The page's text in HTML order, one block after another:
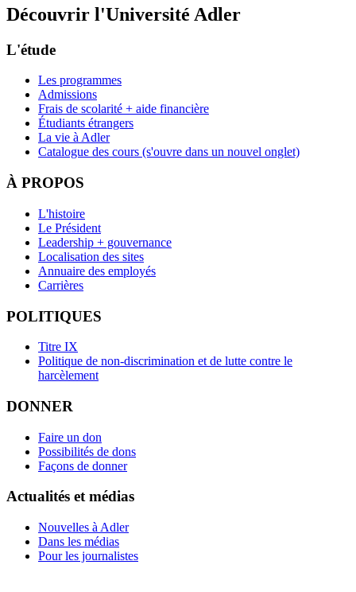
Découvrir l'Université Adler
L'étude
Les programmes
Admissions
Frais de scolarité + aide financière
Étudiants étrangers
La vie à Adler
Catalogue des cours (s'ouvre dans un nouvel onglet)
À PROPOS
L'histoire
Le Président
Leadership + gouvernance
Localisation des sites
Annuaire des employés
Carrières
POLITIQUES
Titre IX
Politique de non-discrimination et de lutte contre le
harcèlement
DONNER
Faire un don
Possibilités de dons
Façons de donner
Actualités et médias
Nouvelles à Adler
Dans les médias
Pour les journalistes